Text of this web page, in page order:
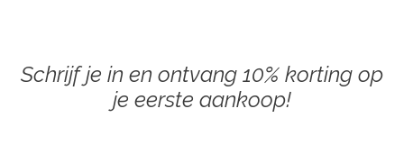
Schrijf je in en ontvang 10% korting op
je eerste aankoop!